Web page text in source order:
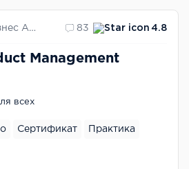
Московская Бизнес Академия 83 4.8
Management
всех
Сертификат Практика